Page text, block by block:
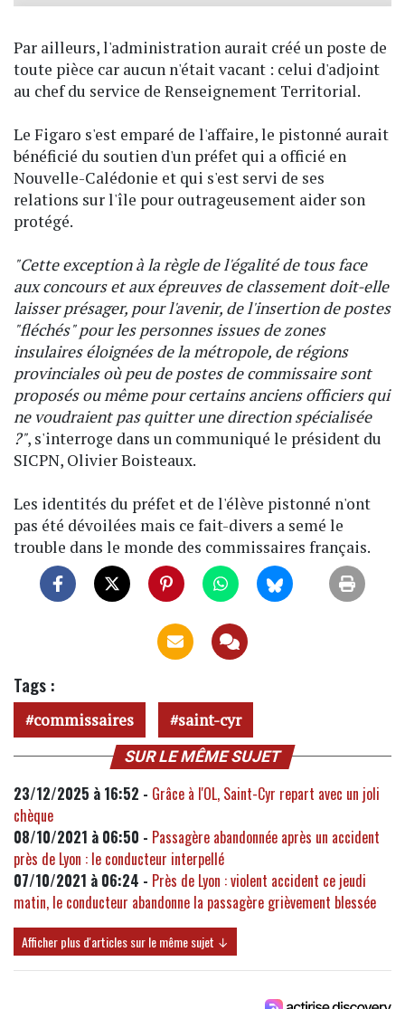
Par ailleurs, l'administration aurait créé un poste de
toute pièce car aucun n'était vacant : celui d'adjoint
au chef du service de Renseignement Territorial.
Le Figaro s'est emparé de l'affaire, le pistonné aurait
bénéficié du soutien d'un préfet qui a officié en
Nouvelle-Calédonie et qui s'est servi de ses
relations sur l'île pour outrageusement aider son
protégé.
"Cette exception à la règle de l'égalité de tous face
aux concours et aux épreuves de classement doit-elle
laisser présager, pour l'avenir, de l'insertion de postes
"fléchés" pour les personnes issues de zones
insulaires éloignées de la métropole, de régions
provinciales où peu de postes de commissaire sont
proposés ou même pour certains anciens officiers qui
ne voudraient pas quitter une direction spécialisée
?", s'interroge dans un communiqué le président du
SICPN, Olivier Boisteaux.
Les identités du préfet et de l'élève pistonné n'ont
pas été dévoilées mais ce fait-divers a semé le
trouble dans le monde des commissaires français.
Tags :
commissaires saint-cyr
SUR LE MÊME SUJET
23/12/2025 à 16:52 - Grâce à l'OL, Saint-Cyr repart avec un joli
chèque
08/10/2021 à 06:50 - Passagère abandonnée après un accident
près de Lyon : le conducteur interpellé
07/10/2021 à 06:24 - Près de Lyon : violent accident ce jeudi
matin, le conducteur abandonne la passagère grièvement blessée
Afficher plus d'articles sur le même sujet ↓